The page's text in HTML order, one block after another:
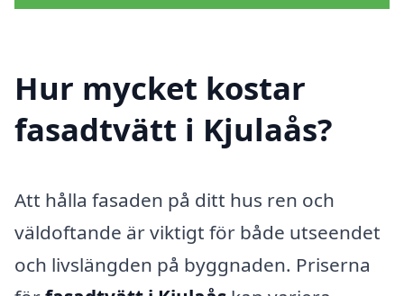
Hur mycket kostar
fasadtvätt i Kjulaås?
Att hålla fasaden på ditt hus ren och
väldoftande är viktigt för både utseendet
och livslängden på byggnaden. Priserna